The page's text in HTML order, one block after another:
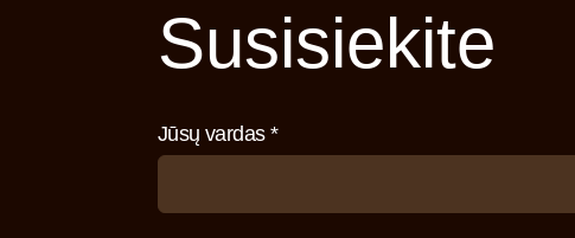
Susisiekite
Jūsų vardas *